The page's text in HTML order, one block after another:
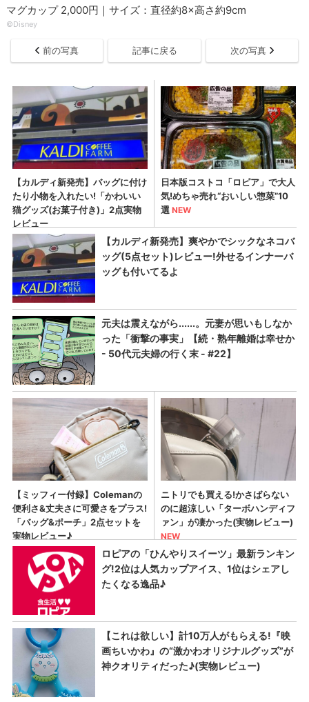
マグカップ 2,000円｜サイズ：直径約8×高さ約9cm
©Disney
前の写真 記事に戻る 次の写真